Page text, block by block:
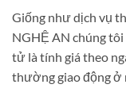
Giống như dịch vụ
NGHỆ AN chúng tôi
tử là tính giá theo
thường giao động ở